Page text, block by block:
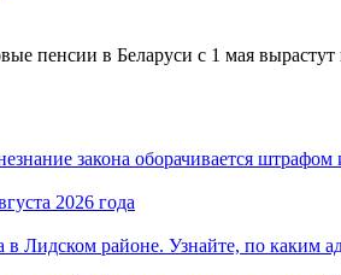
пенсии в Беларуси с 1 мая вырастут
закона оборачивается
2026 года
в Лидском районе. Узнайте, по каким